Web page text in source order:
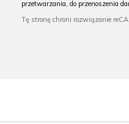
przetwarzania, do przenoszenia